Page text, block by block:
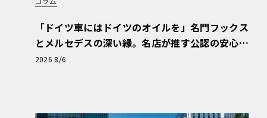
「ドイツ車にはドイツのオイルを」名門フックス
とメルセデスの深い縁。名店が推す公認の安心
と、Cクラスで味わうシルキーな走り〈PR〉
2026 8/6